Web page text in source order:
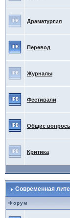
Драматургия
Перевод
Журналы
Фестивали
Общие
Критика
Современная
Форум